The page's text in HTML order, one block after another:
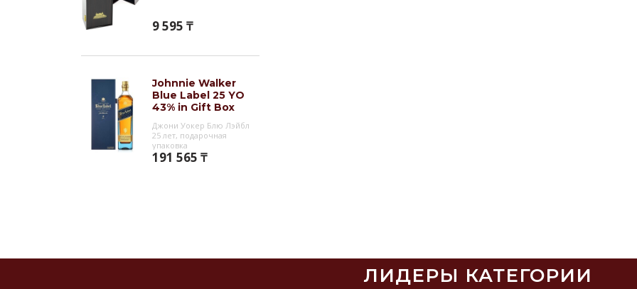
9 595 ₸
Johnnie Walker
Blue Label 25 YO
43% in Gift Box
Джони Уокер Блю Лэйбл
25 лет, подарочная
упаковка
191 565 ₸
ЛИДЕРЫ КАТЕГОРИИ